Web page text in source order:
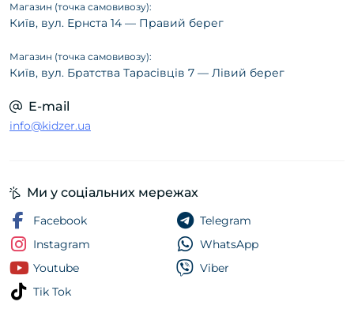
Магазин (точка самовивозу):
Київ, вул. Ернста 14 — Правий берег
Магазин (точка самовивозу):
Київ, вул. Братства Тарасівців 7 — Лівий берег
E-mail
info@kidzer.ua
Ми у соціальних мережах
Facebook
Instagram
Youtube
Tik Tok
Telegram
WhatsApp
Viber